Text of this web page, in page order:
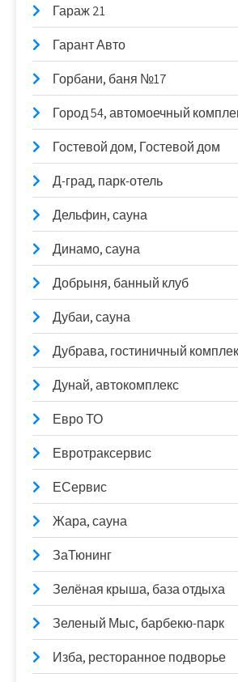
Гараж 21
Гарант Авто
Горбани, баня №17
Город 54, автомоечный
Гостевой дом, Гостевой дом
Д-град, парк-отель
Дельфин, сауна
Динамо, сауна
Добрыня, банный клуб
Дубаи, сауна
Дубрава, гостиничный
Дунай, автокомплекс
Евро ТО
Евротраксервис
ЕСервис
Жара, сауна
ЗаТюнинг
Зелёная крыша, база отдыха
Зеленый Мыс, барбекю-парк
Изба, ресторанное подворье